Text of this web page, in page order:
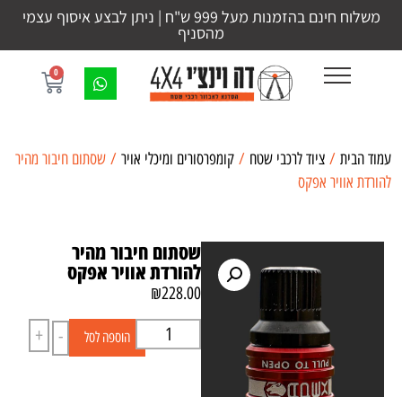
משלוח חינם בהזמנות מעל 999 ש"ח | ניתן לבצע איסוף עצמי
מהסניף
0
עמוד הבית / ציוד לרכבי שטח / קומפרסורים ומיכלי אויר / שסתום חיבור מהיר
להורדת אוויר אפקס
שסתום חיבור מהיר
להורדת אוויר אפקס
₪228.00
-
+ הוספה לסל